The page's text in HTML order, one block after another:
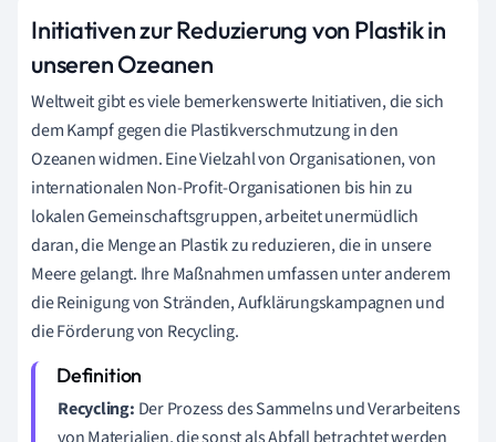
Initiativen zur Reduzierung von Plastik in
unseren Ozeanen
Weltweit gibt es viele bemerkenswerte Initiativen, die sich
dem Kampf gegen die Plastikverschmutzung in den
Ozeanen widmen. Eine Vielzahl von Organisationen, von
internationalen Non-Profit-Organisationen bis hin zu
lokalen Gemeinschaftsgruppen, arbeitet unermüdlich
daran, die Menge an Plastik zu reduzieren, die in unsere
Meere gelangt. Ihre Maßnahmen umfassen unter anderem
die Reinigung von Stränden, Aufklärungskampagnen und
die Förderung von Recycling.
Recycling: Der Prozess des Sammelns und Verarbeitens
von Materialien, die sonst als Abfall betrachtet werden